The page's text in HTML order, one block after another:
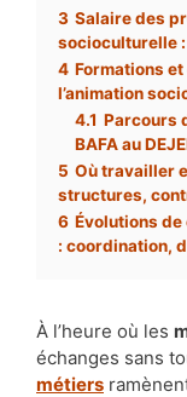
3 Salaire des
socioculturelle
4 Formations
l’animation
4.1 Parcours
BAFA au
5 Où travailler
structures,
6 Évolutions
: coordination,
À l’heure où les
échanges sans
métiers